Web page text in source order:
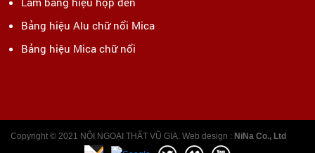
Bảng hiệu Alu chữ nổi Mica
Bảng hiệu Mica chữ nổi
Copyright © 2021 NỘI NGOẠI THẤT VŨ GIA. Web design : NiNa Co., Ltd